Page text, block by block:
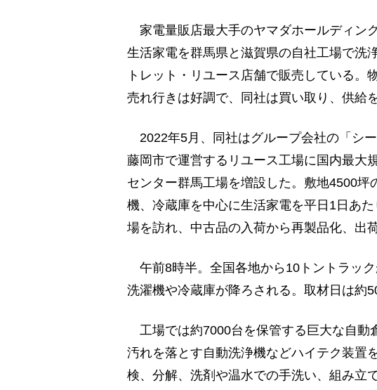
家電量販店最大手のヤマダホールディン
生活家電を群馬県と滋賀県の自社工場で洗
トレット・リユース店舗で販売している。
売れ行きは好調で、同社は買い取り、供給
2022年5月、同社はグループ会社の「シ
藤岡市で運営するリユース工場に国内最大
センター群馬工場を増設した。敷地4500坪
機、冷蔵庫を中心に生活家電を平日1日あ
場を訪れ、中古品の入荷から再製品化、出
午前8時半。全国各地から10トントラッ
洗濯機や冷蔵庫が降ろされる。取材日は約
工場では約7000台を保管する巨大な自動
汚れを落とす自動洗浄機などハイテク装置
検、分解、洗剤や温水での手洗い、組み立